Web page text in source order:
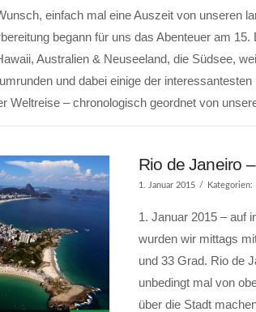
einfach mal eine Auszeit von unseren
begann für uns das Abenteuer am
Australien & Neuseeland, die Südsee,
und dabei einige der
Weltreise – chronologisch geordnet von
Rio de Janeiro
1. Januar 2015 Kategorien:
1. Januar 2015 – auf
wurden wir mittags
und 33 Grad. Rio de
unbedingt mal von
über die Stadt